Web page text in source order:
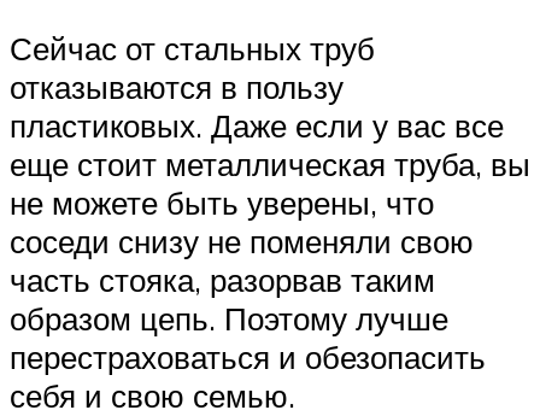
Сейчас от стальных труб
отказываются в пользу
пластиковых. Даже если у вас все
еще стоит металлическая труба, вы
не можете быть уверены, что
соседи снизу не поменяли свою
часть стояка, разорвав таким
образом цепь. Поэтому лучше
перестраховаться и обезопасить
себя и свою семью.